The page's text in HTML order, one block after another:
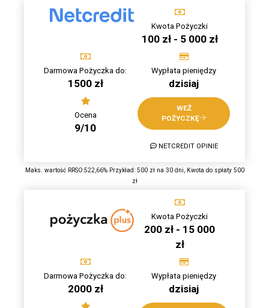
Kwota Pożyczki
100 zł - 5 000 zł
Darmowa Pożyczka do:
1500 zł
Wypłata pieniędzy
dzisiaj
Ocena
9/10
WEŹ
POŻYCZKĘ
NETCREDIT OPINIE
Maks. wartość RRSO:522,66% Przykład: 500 zł na 30 dni, Kwota do spłaty 500
zł
Kwota Pożyczki
200 zł - 15 000
zł
Darmowa Pożyczka do:
2000 zł
Wypłata pieniędzy
dzisiaj